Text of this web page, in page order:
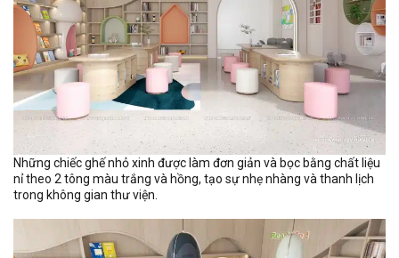
Những chiếc ghế nhỏ xinh được làm đơn giản và bọc bằng chất liệu
nỉ theo 2 tông màu trắng và hồng, tạo sự nhẹ nhàng và thanh lịch
trong không gian thư viện.